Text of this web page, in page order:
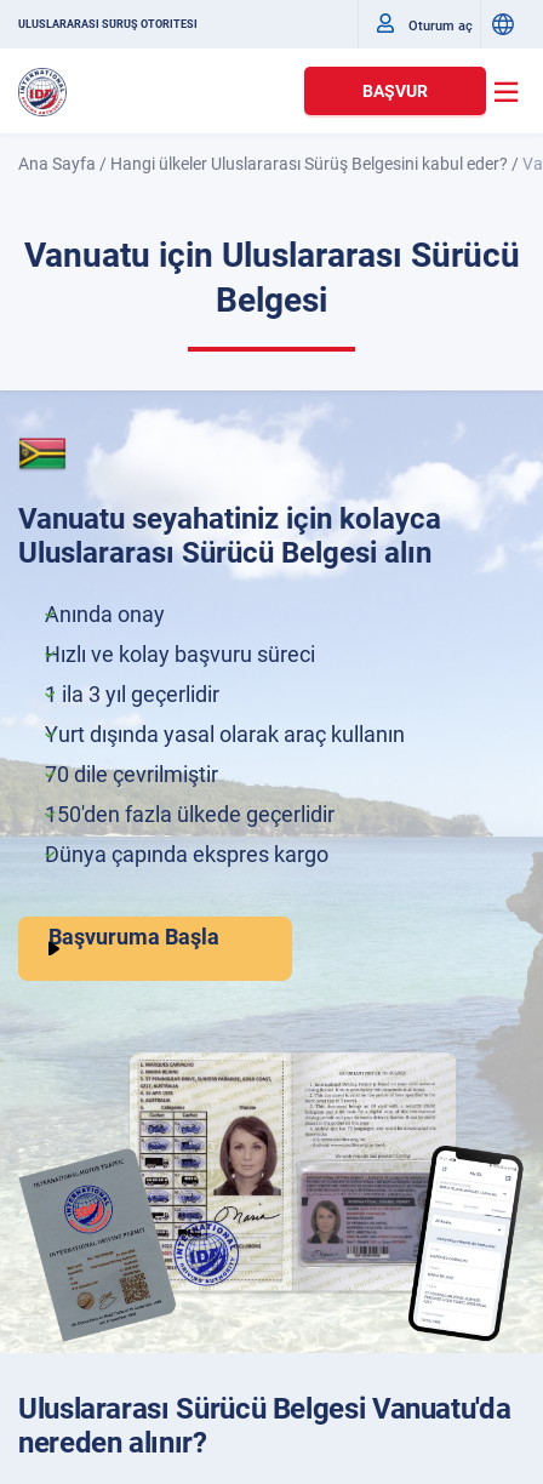
ULUSLARARASI SÜRÜŞ OTORITESI Oturum aç
BAŞVUR
Ana Sayfa / Hangi ülkeler Uluslararası Sürüş Belgesini kabul eder? /
Vanuatu için Uluslararası Sürücü
Belgesi
Vanuatu seyahatiniz için kolayca
Uluslararası Sürücü Belgesi alın
Anında onay
Hızlı ve kolay başvuru süreci
1 ila 3 yıl geçerlidir
Yurt dışında yasal olarak araç kullanın
70 dile çevrilmiştir
150'den fazla ülkede geçerlidir
Dünya çapında ekspres kargo
Başvuruma Başla
Uluslararası Sürücü Belgesi Vanuatu'da
nereden alınır?